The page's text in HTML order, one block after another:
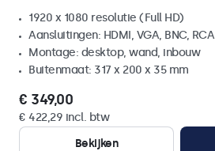
1920 x 1080 resolutie (Full HD)
Aansluitingen: HDMI, VGA, BNC, RCA
Montage: desktop, wand, inbouw
Buitenmaat: 317 x 200 x 35 mm
€ 349,00
€ 422,29 incl. btw
Bekijken